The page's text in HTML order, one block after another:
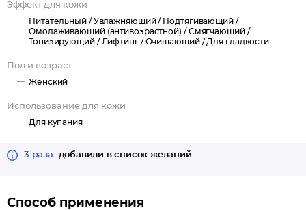
Эффект для кожи
Питательный /Увлажняющий / Подтягивающий /
Омолаживающий (антивозрастной) /Смягчающий /
Тонизирующий / Лифтинг /Очищающий /Для гладкости
Пол и возраст
Женский
Использование для кожи
Для купания
3 раза добавили в список желаний
Способ применения